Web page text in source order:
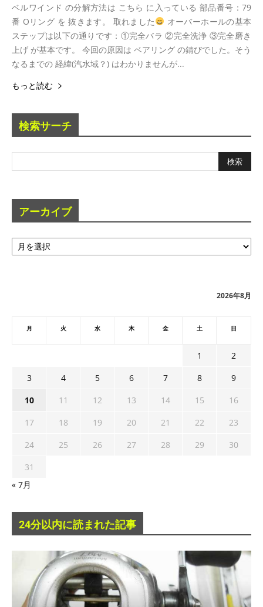
ベルワインド の分解方法は こちら に入っている 部品番号：79
番 Oリング を 抜きます。 取れました
オーバーホールの基本
ステップは以下の通りです：①完全バラ ②完全洗浄 ③完全磨き
上げ が基本です。 今回の原因は ベアリング の錆びでした。そう
なるまでの 経緯(汽水域？) はわかりませんが...
もっと読む
検索サーチ
アーカイブ
ア
ー
2026年8月
月 火 水 木 金 土 日
1
2
3
4 5 6 7 8
9
10
11 12 13 14 15
16
17
18 19 20 21 22
23
24
25 26 27 28 29
30
31
« 7月
24分以内に読まれた記事